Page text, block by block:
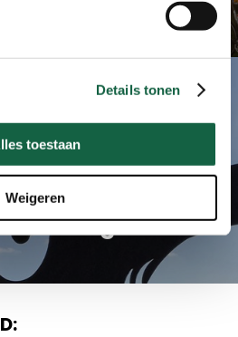
Details tonen
toestaan
Weigeren
Het
beleef je
met Maxim